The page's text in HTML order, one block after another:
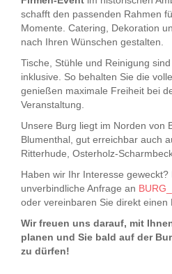
schafft den passenden Rahmen
Momente. Catering, Dekoration
nach Ihren Wünschen gestalten.
Tische, Stühle und Reinigung
inklusive. So behalten Sie die
genießen maximale Freiheit bei
Veranstaltung.
Unsere Burg liegt im Norden von
Blumenthal, gut erreichbar auch
Ritterhude, Osterholz-
Haben wir Ihr Interesse
unverbindliche Anfrage an
oder vereinbaren Sie direkt einen
Wir freuen uns darauf, mit
planen und Sie bald auf der
zu dürfen!